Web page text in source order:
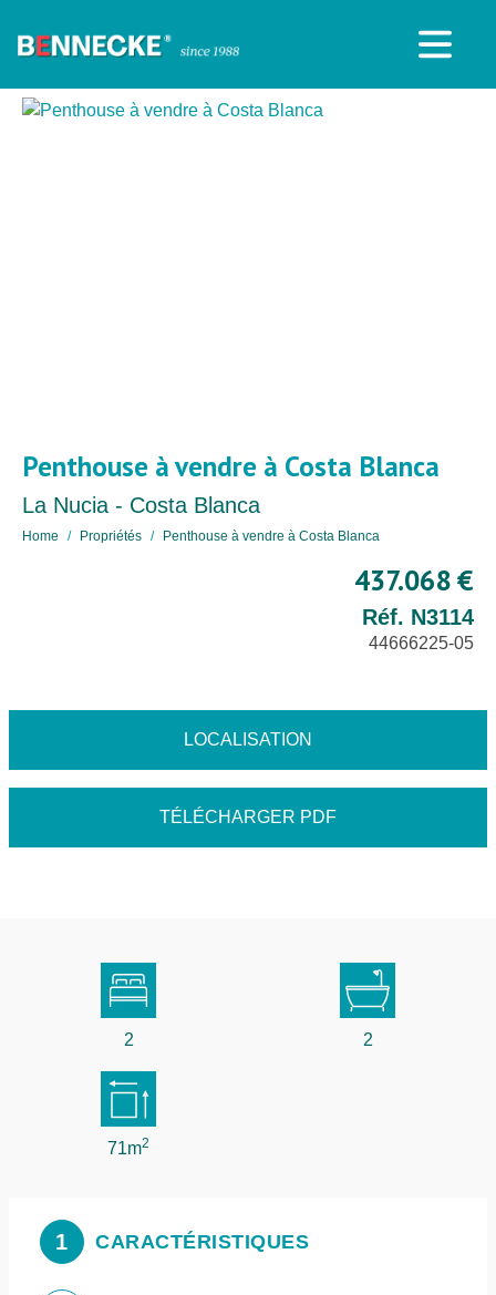
Penthouse à vendre à Costa Blanca
La Nucia - Costa Blanca
Home Propriétés Penthouse à vendre à Costa Blanca
437.068 €
Réf. N3114
44666225-05
LOCALISATION
TÉLÉCHARGER PDF
2 2
71m2
1 CARACTÉRISTIQUES